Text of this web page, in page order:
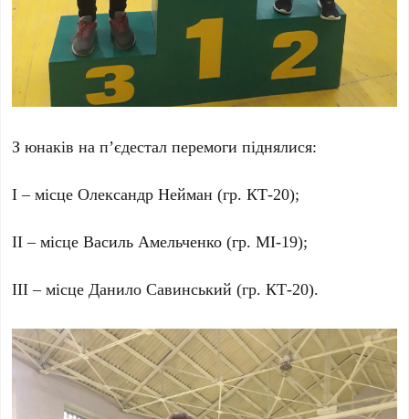
З юнаків на п’єдестал перемоги піднялися:
І – місце Олександр Нейман (гр. КТ-20);
ІІ – місце Василь Амельченко (гр. МІ-19);
ІІІ – місце Данило Савинський (гр. КТ-20).